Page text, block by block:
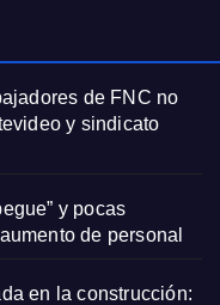
de FNC no
y sindicato
y pocas
de personal
en la construcción: